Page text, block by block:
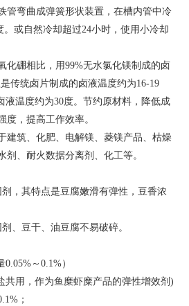
管弯曲成弹簧形状装置，在槽内管中冷
。或自然冷却超过24小时，使用小冷却
化硼相比，用99%无水氯化镁制成的卤
传统卤片制成的卤液温度约为16-19
液温度约为30度。节约原材料，降低成
度，提高工作效率。
建筑、化肥、电解镁、菱镁产品、枯燥
剂、耐火数据分离剂、化工等。
，其特点是豆腐嫩滑有弹性，豆香浓
、豆干、油豆腐不易破碎。
～0.1%）
共用，作为鱼糜虾糜产品的弹性增效剂)
；